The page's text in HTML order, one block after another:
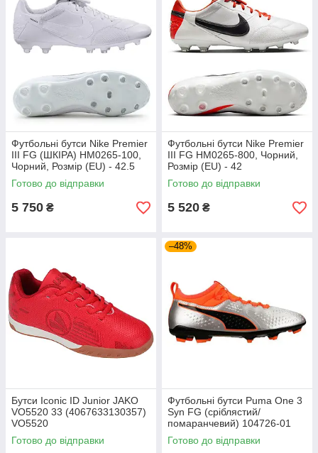
Футбольні бутси Nike Premier
III FG (ШКІРА) HM0265-100,
Чорний, Розмір (EU) - 42.5
Готово до відправки
5 750 ₴
Футбольні бутси Nike Premier
III FG HM0265-800, Чорний,
Розмір (EU) - 42
Готово до відправки
5 520 ₴
Бутси Iconic ID Junior JAKO
VO5520 33 (4067633130357)
VO5520
Готово до відправки
–48%
Футбольні бутси Puma One 3
Syn FG (сріблястий/
помаранчевий) 104726-01
Розмір EU: 46
Готово до відправки